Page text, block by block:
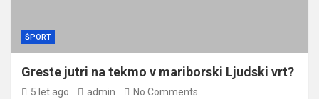
ŠPORT
Greste jutri na tekmo v mariborski Ljudski vrt?
5 let ago admin No Comments